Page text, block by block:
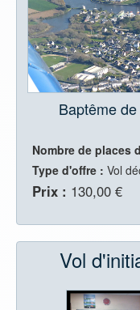
Baptême
Nombre de places
Type d'offre : Vol
Prix : 130,00 €
Vol